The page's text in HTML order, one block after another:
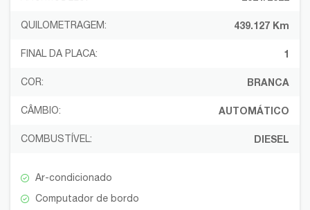
QUILOMETRAGEM: 439.127 Km
FINAL DA PLACA: 1
COR: BRANCA
CÂMBIO: AUTOMÁTICO
COMBUSTÍVEL: DIESEL
Ar-condicionado
Computador de bordo